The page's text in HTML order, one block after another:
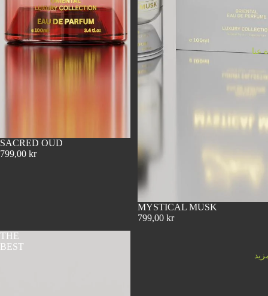
عنا
SACRED OUD
799,00 kr
MYSTICAL MUSK
799,00 kr
THE
BEST